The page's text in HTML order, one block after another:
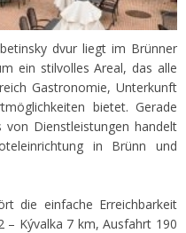
dvur liegt im Brünner
ein stilvolles Areal, das alle
Gastronomie, Unterkunft
bietet. Gerade
von Dienstleistungen handelt
in Brünn und
die einfache Erreichbarkeit
– Kývalka 7 km, Ausfahrt 190